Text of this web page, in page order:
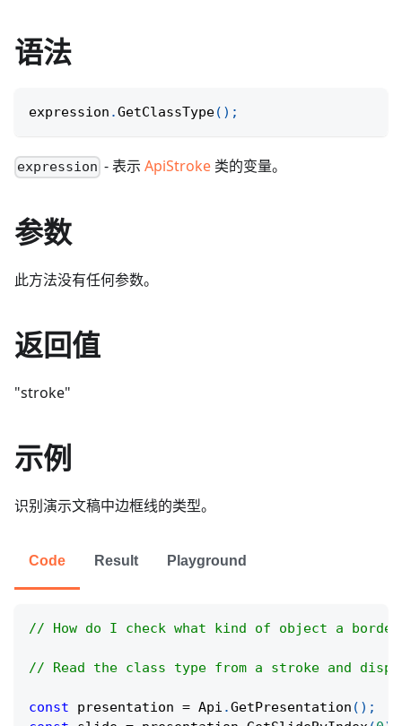
语法
expression .GetClassType( ) ;
expression - 表示ApiStroke 类的变量。
参数
此方法没有任何参数。
返回值
"stroke"
示例
识别演示文稿中边框线的类型。
Code Result Playground
// How do I check what kind of object a
// Read the class type from a stroke and
const presentation = Api .GetPresentation ( ) ;